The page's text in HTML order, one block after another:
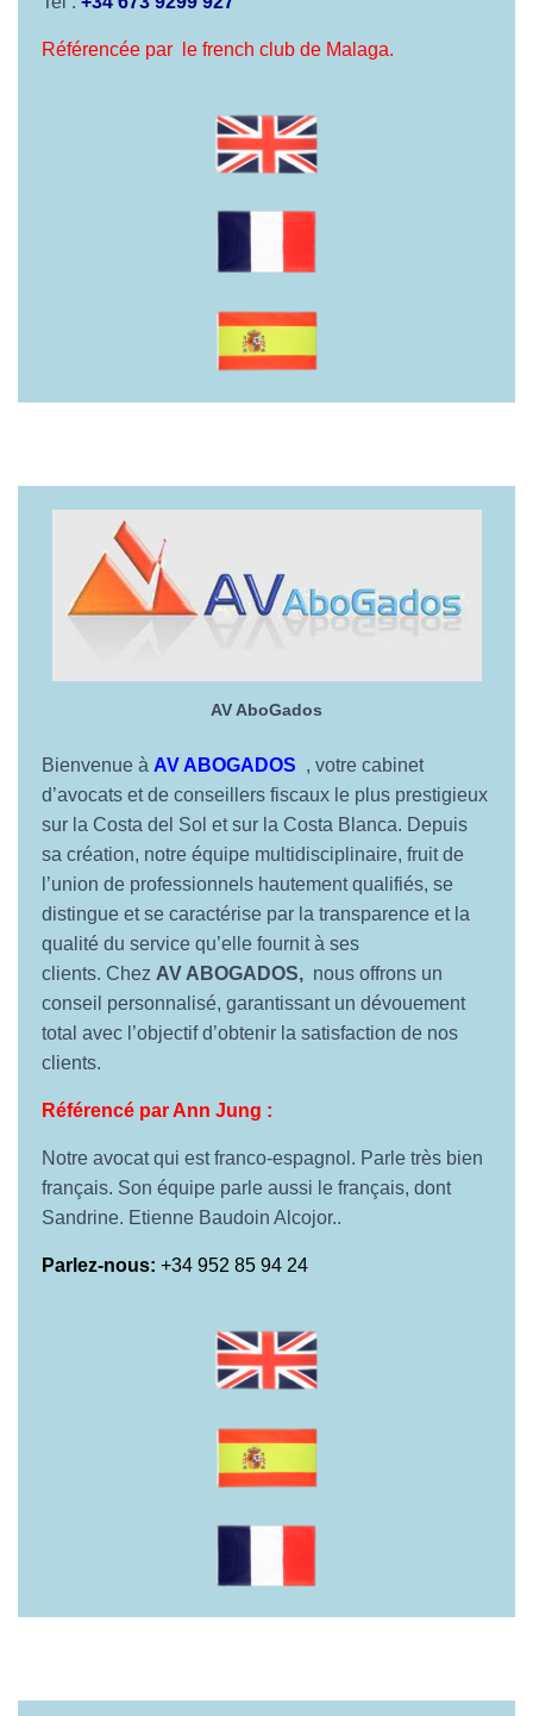
Référencée par le french club de Malaga.
AV AboGados
Bienvenue à AV ABOGADOS , votre cabinet
d’avocats et de conseillers fiscaux le plus prestigieux
sur la Costa del Sol et sur la Costa Blanca. Depuis
sa création, notre équipe multidisciplinaire, fruit de
l’union de professionnels hautement qualifiés, se
distingue et se caractérise par la transparence et la
qualité du service qu’elle fournit à ses
clients. Chez AV ABOGADOS, nous offrons un
conseil personnalisé, garantissant un dévouement
total avec l’objectif d’obtenir la satisfaction de nos
clients.
Référencé par Ann Jung :
Notre avocat qui est franco-espagnol. Parle très bien
français. Son équipe parle aussi le français, dont
Sandrine. Etienne Baudoin Alcojor..
Parlez-nous: +34 952 85 94 24